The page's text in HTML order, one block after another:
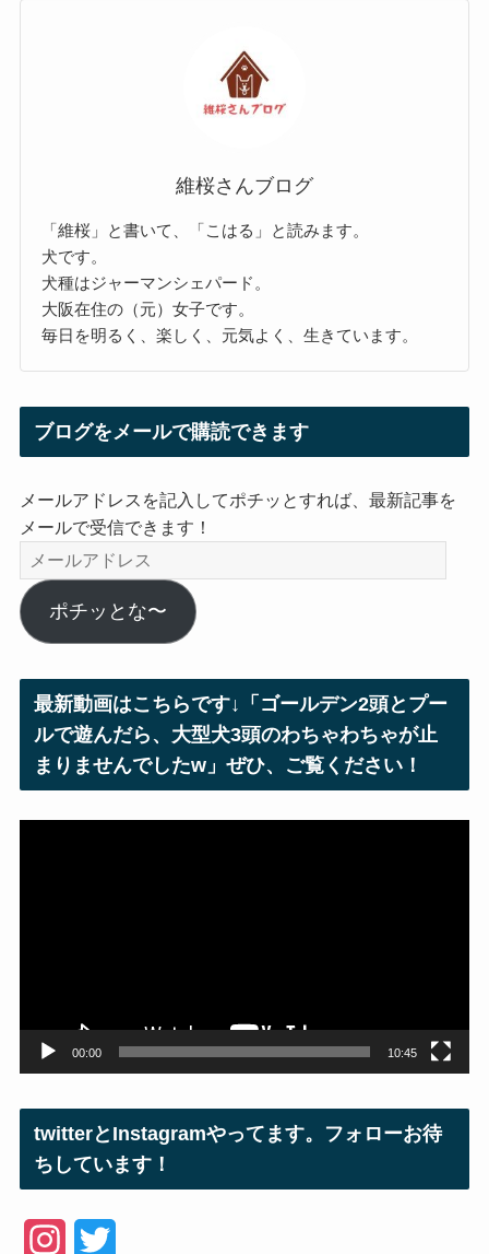
維桜さんブログ
「維桜」と書いて、「こはる」と読みます。
犬です。
犬種はジャーマンシェパード。
大阪在住の（元）女子です。
毎日を明るく、楽しく、元気よく、生きています。
ブログをメールで購読できます
メールアドレスを記入してポチッとすれば、最新記事を
メールで受信できます！
メ
ー
ル
ア
ス
ポチッとな〜
最新動画はこちらです↓「ゴールデン2頭とプー
ルで遊んだら、大型犬3頭のわちゃわちゃが止
まりませんでしたw」ぜひ、ご覧ください！
00:00 10:45
twitterとInstagramやってます。フォローお待
ちしています！